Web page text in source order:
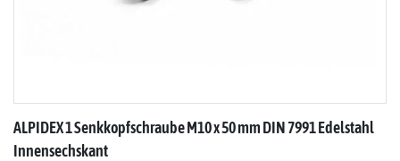
ALPIDEX 1 Senkkopfschraube M10 x 50 mm DIN 7991 Edelstahl
Innensechskant